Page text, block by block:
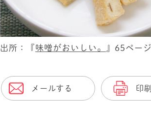
出所：『味噌がおいしい。 』65ページ
メールする 印